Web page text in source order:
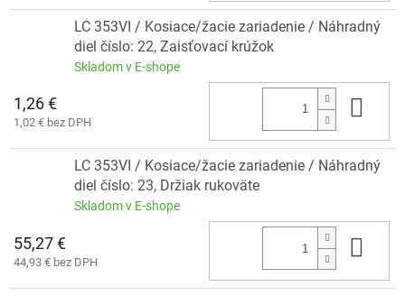
LC 353VI / Kosiace/žacie zariadenie / Náhradný
diel číslo: 22, Zaisťovací krúžok
Skladom v E-shope
1,26 €
1,02 € bez DPH
LC 353VI / Kosiace/žacie zariadenie / Náhradný
diel číslo: 23, Držiak rukoväte
Skladom v E-shope
55,27 €
44,93 € bez DPH